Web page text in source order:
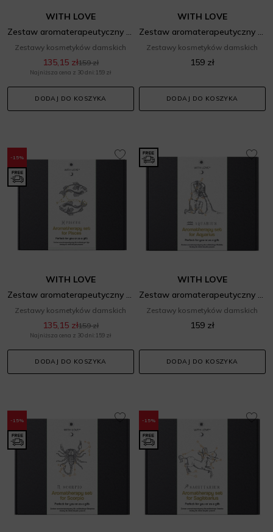
WITH LOVE
Zestaw aromaterapeutyczny dla zodiakalnego Byka
Zestawy kosmetyków damskich
135,15 zł159 zł
Najniższa cena z 30 dni: 159 zł
DODAJ DO KOSZYKA
WITH LOVE
Zestaw aromaterapeutyczny dla zodiakalnej Wagi
Zestawy kosmetyków damskich
159 zł
DODAJ DO KOSZYKA
-15%
WITH LOVE
Zestaw aromaterapeutyczny dla zodiakalnych Ryb
Zestawy kosmetyków damskich
135,15 zł159 zł
Najniższa cena z 30 dni: 159 zł
DODAJ DO KOSZYKA
WITH LOVE
Zestaw aromaterapeutyczny dla zodiakalnego Wodnika
Zestawy kosmetyków damskich
159 zł
DODAJ DO KOSZYKA
-15% -15%